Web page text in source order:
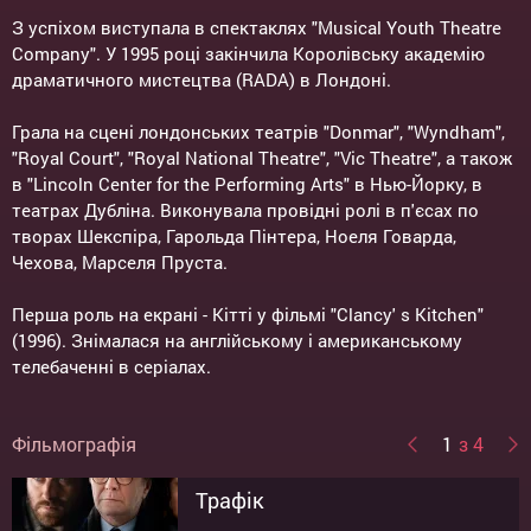
З успіхом виступала в спектаклях "Musical Youth Theatre
Company". У 1995 році закінчила Королівську академію
драматичного мистецтва (RADA) в Лондоні.
Грала на сцені лондонських театрів "Donmar", "Wyndham",
"Royal Court", "Royal National Theatre", "Vic Theatre", а також
в "Lincoln Center for the Performing Arts" в Нью-Йорку, в
театрах Дубліна. Виконувала провідні ролі в п'єсах по
творах Шекспіра, Гарольда Пінтера, Ноеля Говарда,
Чехова, Марселя Пруста.
Перша роль на екрані - Кітті у фільмі "Clancy' s Kitchen"
(1996). Знімалася на англійському і американському
телебаченні в серіалах.
Фільмографія 1 з 4
Трафік
Державні таємниці
Вихід: Боги і Царі
Наречена і забобони